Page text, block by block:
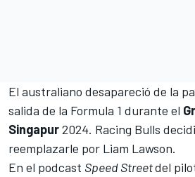
El australiano desapareció de la
salida de la Formula 1 durante el
Singapur2024. Racing Bulls
reemplazarle por Liam Lawson.
En el podcast Speed Streetdel